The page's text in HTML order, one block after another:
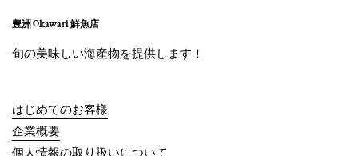
豊洲 Okawari 鮮魚店
旬の美味しい海産物を提供します！
はじめてのお客様
企業概要